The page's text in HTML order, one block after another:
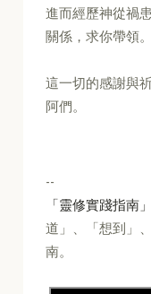
進而經歷神從禍
關係，求你帶領。
這一切的感謝與
阿們。
--
「靈修實踐指南」
道」、「想到」
南。